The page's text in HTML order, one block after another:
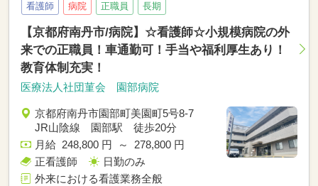
看護師 病院 正職員 長期
【京都府南丹市/病院】☆看護師☆小規模病院の外
来での正職員！車通勤可！手当や福利厚生あり！
教育体制充実！
医療法人社団菫会 園部病院
京都府南丹市園部町美園町5号8-7
JR山陰線 園部駅 徒歩20分
月給 248,800 円 ～ 278,800 円
正看護師
日勤のみ
外来における看護業務全般